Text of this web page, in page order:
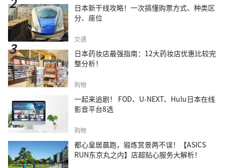
日本新干线攻略！一次搞懂购票方式、种类区
分、座位
交通
日本药妆店最强指南：12大药妆店优惠比较完
整分析！
购物
一起来追剧！ FOD、U-NEXT、Hulu日本在线
影音平台8选
购物
都心皇居晨跑，锻炼赏景两不误！【ASICS
RUN东京丸之内】店超贴心服务大解析！